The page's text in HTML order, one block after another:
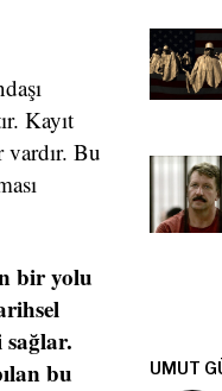
Kayıt
vardır. Bu
bir yolu
bu
UMUT